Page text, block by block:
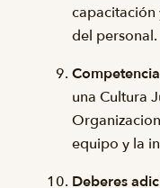
capacitación
del personal.
una Cultura
equipo y la
Deberes